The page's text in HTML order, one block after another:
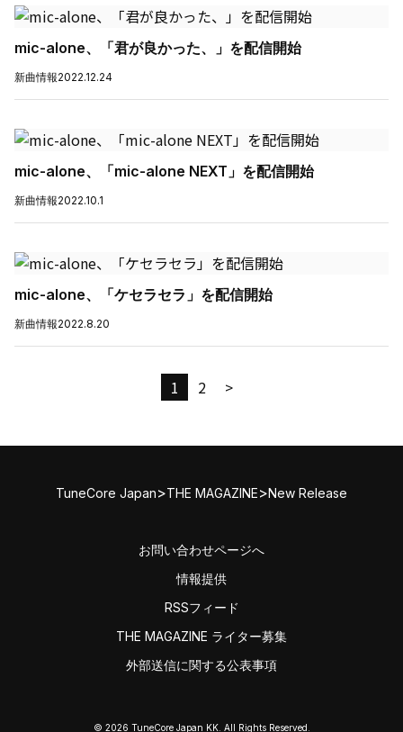
mic-alone、「君が良かった、」を配信開始
新曲情報2022.12.24
mic-alone、「mic-alone NEXT」を配信開始
新曲情報2022.10.1
mic-alone、「ケセラセラ」を配信開始
新曲情報2022.8.20
1 2 >
TuneCore Japan>THE MAGAZINE>New Release
お問い合わせページへ
情報提供
RSSフィード
THE MAGAZINE ライター募集
外部送信に関する公表事項
© 2026 TuneCore Japan KK. All Rights Reserved.